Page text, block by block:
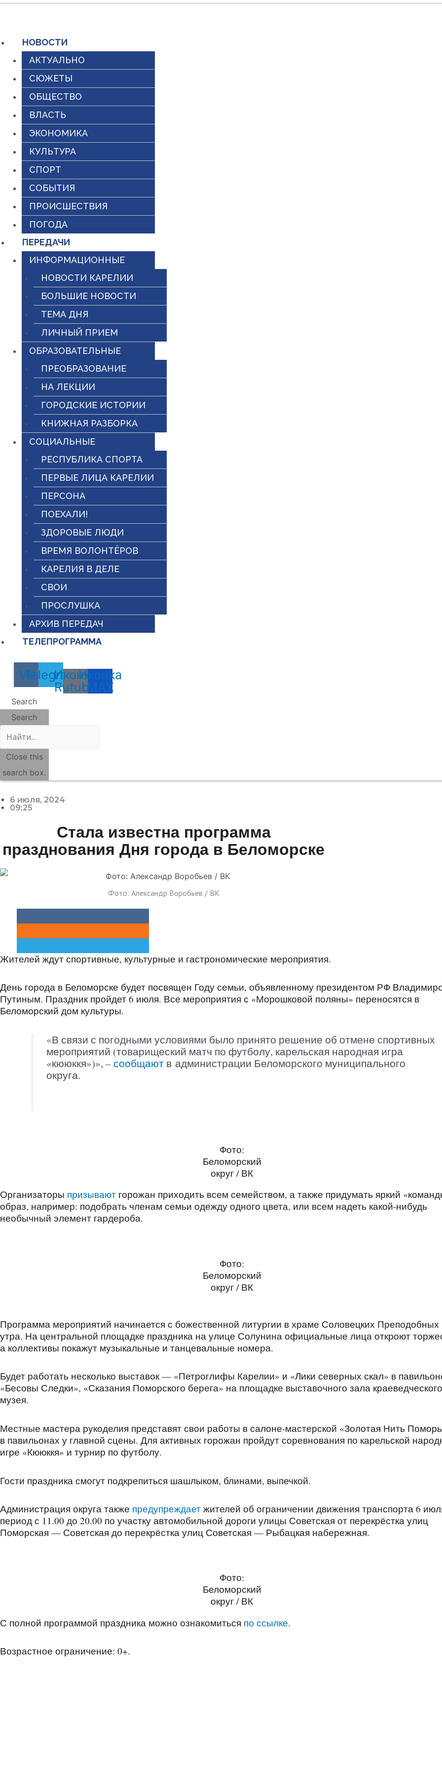
содержимому
НОВОСТИ
АКТУАЛЬНО
СЮЖЕТЫ
ОБЩЕСТВО
ВЛАСТЬ
ЭКОНОМИКА
КУЛЬТУРА
СПОРТ
СОБЫТИЯ
ПРОИСШЕСТВИЯ
ПОГОДА
ПЕРЕДАЧИ
ИНФОРМАЦИОННЫЕ
НОВОСТИ КАРЕЛИИ
БОЛЬШИЕ НОВОСТИ
ТЕМА ДНЯ
ЛИЧНЫЙ ПРИЕМ
ОБРАЗОВАТЕЛЬНЫЕ
ПРЕОБРАЗОВАНИЕ
НА ЛЕКЦИИ
ГОРОДСКИЕ ИСТОРИИ
КНИЖНАЯ РАЗБОРКА
СОЦИАЛЬНЫЕ
РЕСПУБЛИКА СПОРТА
ПЕРВЫЕ ЛИЦА КАРЕЛИИ
ПЕРСОНА
ПОЕХАЛИ!
ЗДОРОВЫЕ ЛЮДИ
ВРЕМЯ ВОЛОНТЁРОВ
КАРЕЛИЯ В ДЕЛЕ
СВОИ
ПРОСЛУШКА
АРХИВ ПЕРЕДАЧ
ТЕЛЕПРОГРАММА
Vk
Telegram
Иконка
Rutube
Иконка
MAX
Search
Search
Close this
search box.
6 июля, 2024
09:25
Стала известна программа
празднования Дня города в Беломорске
Фото: Александр Воробьев / ВК
Жителей ждут спортивные, культурные и гастрономические мероприятия.
День города в Беломорске будет посвящен Году семьи, объявленному президентом РФ
Путиным. Праздник пройдет 6 июля. Все мероприятия с «Морошковой поляны» переносятся в
Беломорский дом культуры.
«В связи с погодными условиями было принято решение об отмене спортивных
мероприятий (товарищеский матч по футболу, карельская народная игра
«кююккя»)», –сообщают в администрации Беломорского муниципального
округа.
Фото:
Беломорский
округ / ВК
Организаторы призывают горожан приходить всем семейством, а также придумать яркий
образ, например: подобрать членам семьи одежду одного цвета, или всем надеть какой-нибудь
необычный элемент гардероба.
Фото:
Беломорский
округ / ВК
Программа мероприятий начинается с божественной литургии в храме Соловецких Преподобных
утра. На центральной площадке праздника на улице Солунина официальные лица откроют
а коллективы покажут музыкальные и танцевальные номера.
Будет работать несколько выставок — «Петроглифы Карелии» и «Лики северных скал» в
«Бесовы Следки», «Сказания Поморского берега» на площадке выставочного зала краеведческого
музея.
Местные мастера рукоделия представят свои работы в салоне-мастерской «Золотая Нить
в павильонах у главной сцены. Для активных горожан пройдут соревнования по карельской
игре «Кююккя» и турнир по футболу.
Гости праздника смогут подкрепиться шашлыком, блинами, выпечкой.
Администрация округа также предупреждает жителей об ограничении движения транспорта 6
период с 11.00 до 20.00 по участку автомобильной дороги улицы Советская от перекрёстка улиц
Поморская — Советская до перекрёстка улиц Советская — Рыбацкая набережная.
Фото:
Беломорский
округ / ВК
С полной программой праздника можно ознакомиться по ссылке.
Возрастное ограничение: 0+.